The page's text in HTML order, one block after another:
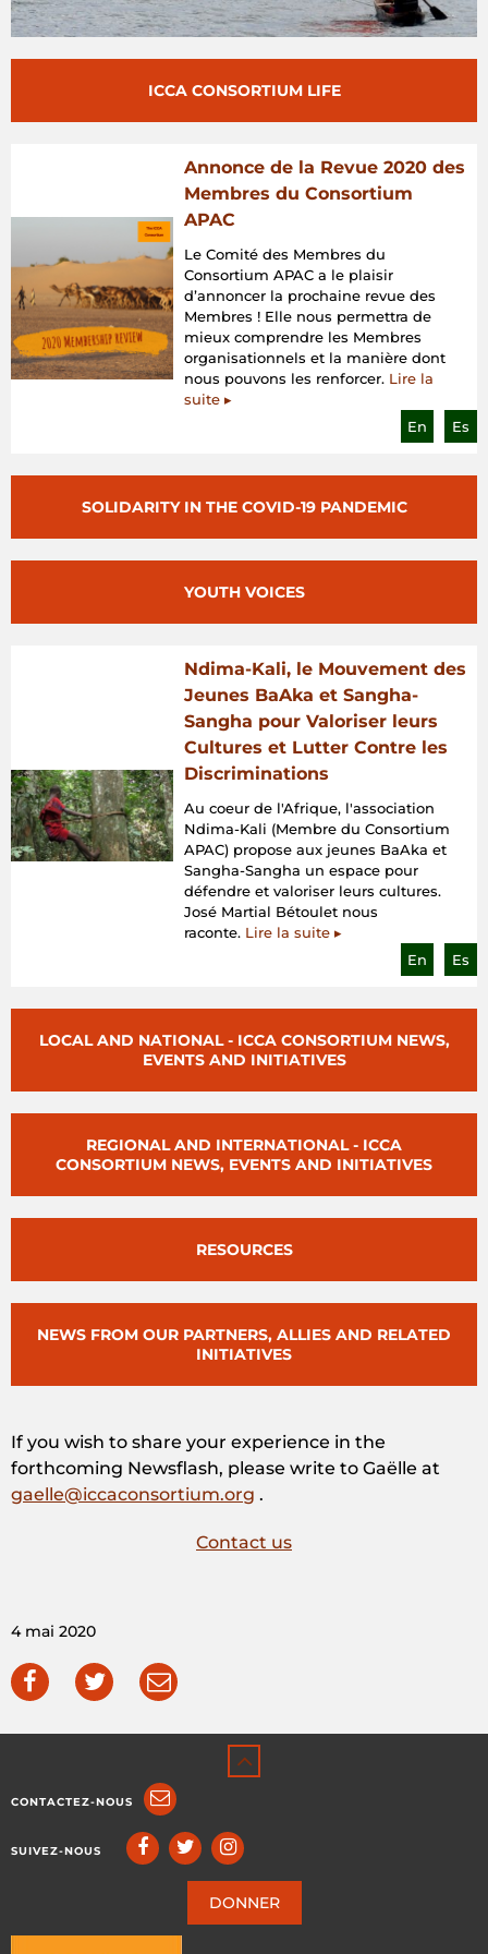
ICCA CONSORTIUM LIFE
Annonce de la Revue 2020 des
Membres du Consortium
APAC
Le Comité des Membres du
Consortium APAC a le plaisir
d’annoncer la prochaine revue des
Membres ! Elle nous permettra de
mieux comprendre les Membres
organisationnels et la manière dont
nous pouvons les renforcer. Lire la
suite ▸
En
Es
SOLIDARITY IN THE COVID-19 PANDEMIC
YOUTH VOICES
Ndima-Kali, le Mouvement des
Jeunes BaAka et Sangha-
Sangha pour Valoriser leurs
Cultures et Lutter Contre les
Discriminations
Au coeur de l'Afrique, l'association
Ndima-Kali (Membre du Consortium
APAC) propose aux jeunes BaAka et
Sangha-Sangha un espace pour
défendre et valoriser leurs cultures.
José Martial Bétoulet nous
raconte. Lire la suite ▸
En
Es
LOCAL AND NATIONAL - ICCA CONSORTIUM NEWS,
EVENTS AND INITIATIVES
REGIONAL AND INTERNATIONAL - ICCA
CONSORTIUM NEWS, EVENTS AND INITIATIVES
RESOURCES
NEWS FROM OUR PARTNERS, ALLIES AND RELATED
INITIATIVES
If you wish to share your experience in the
forthcoming Newsflash, please write to Gaëlle at
gaelle@iccaconsortium.org .
Contact us
4 mai 2020
CONTACTEZ-NOUS
SUIVEZ-NOUS
DONNER